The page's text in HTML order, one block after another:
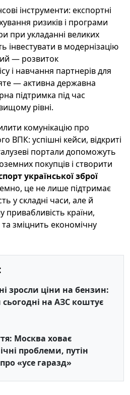
інструменти: експортні
ризиків і програми
при укладанні великих
інвестувати в модернізацію
— розвиток
і навчання партнерів для
— активна державна
підтримка під час
рівні.
комунікацію про
ВПК: успішні кейси, відкриті
портали допоможуть
покупців і створити
української зброї
це не лише підтримає
у складні часи, але й
привабливість країни,
зміцнить економічну
зросли ціни на бензин:
сьогодні на АЗС коштує
Москва ховає
проблеми, путін
«усе гаразд»